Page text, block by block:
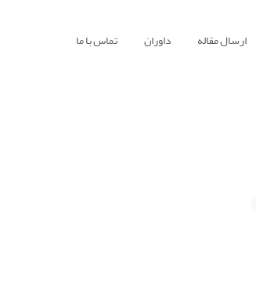
ارسال مقاله داوران تماس با ما